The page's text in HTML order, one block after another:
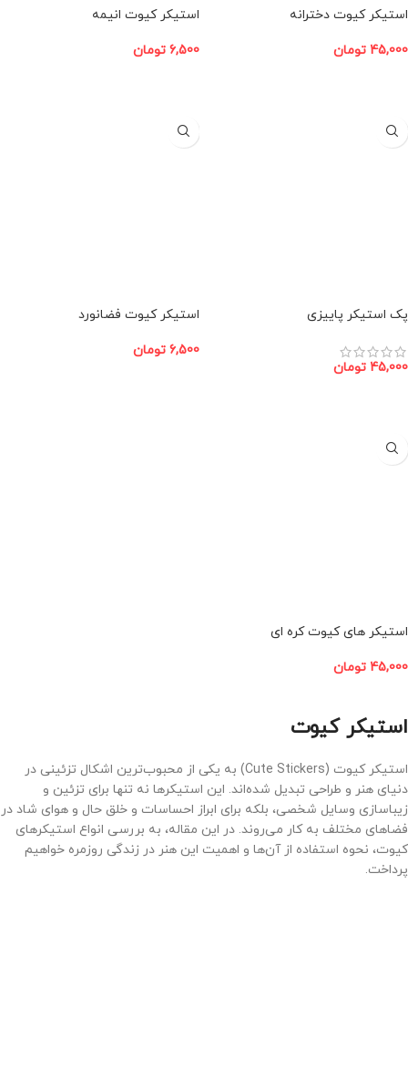
استیکر کیوت دخترانه
45,000 تومان
استیکر کیوت انیمه
6,500 تومان
پک استیکر پاییزی
45,000 تومان
استیکر کیوت فضانورد
6,500 تومان
استیکر های کیوت کره ای
45,000 تومان
استیکر کیوت
استیکر کیوت (Cute Stickers) به یکی از محبوب‌ترین اشکال تزئینی در
دنیای هنر و طراحی تبدیل شده‌اند. این استیکرها نه تنها برای تزئین و
زیباسازی وسایل شخصی، بلکه برای ابراز احساسات و خلق حال و هوای شاد در
فضاهای مختلف به کار می‌روند. در این مقاله، به بررسی انواع استیکرهای
کیوت، نحوه استفاده از آن‌ها و اهمیت این هنر در زندگی روزمره خواهیم
پرداخت.